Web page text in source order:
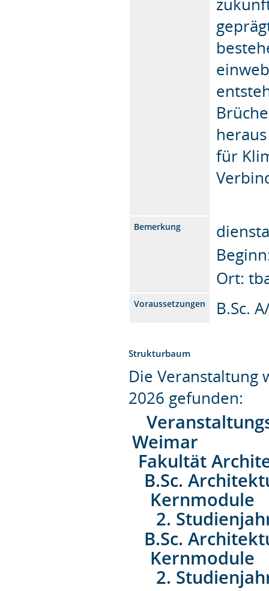
für
Bemerkung
Ort:
Voraussetzungen B.Sc.
Strukturbaum
Die Veranstaltung
2026 gefunden:
Weimar
Fakultät
B.Sc.
Kernmodule
2.
B.Sc.
Kernmodule
2.